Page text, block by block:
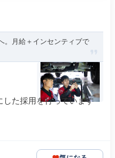
。月給＋インセンティブで
た採用を行っています